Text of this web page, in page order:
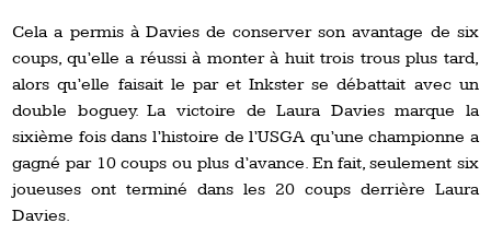
Cela a permis à Davies de conserver son avantage de six
coups, qu’elle a réussi à monter à huit trois trous plus tard,
alors qu’elle faisait le par et Inkster se débattait avec un
double boguey. La victoire de Laura Davies marque la
sixième fois dans l’histoire de l’USGA qu’une championne a
gagné par 10 coups ou plus d’avance. En fait, seulement six
joueuses ont terminé dans les 20 coups derrière Laura
Davies.